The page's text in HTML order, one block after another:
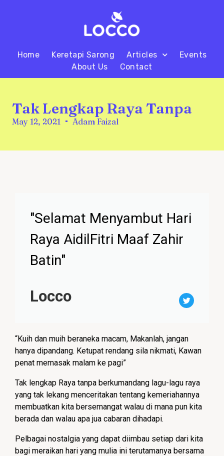
Home Keretapi Sarong Articles
Events
About Us
Contact
Tak Lengkap Raya Tanpa
May 12, 2021 Adam Faizal
"Selamat Menyambut Hari
Raya AidilFitri Maaf Zahir
Batin"
Locco
“Kuih dan muih beraneka macam, Makanlah, jangan
hanya dipandang. Ketupat rendang sila nikmati, Kawan
penat memasak malam ke pagi”
Tak lengkap Raya tanpa berkumandang lagu-lagu raya
yang tak lekang menceritakan tentang kemeriahannya
membuatkan kita bersemangat walau di mana pun kita
berada dan walau apa jua cabaran dihadapi.
Pelbagai nostalgia yang dapat diimbau setiap dari kita
bagi meraikan hari yang mulia ini terutamanya bersama